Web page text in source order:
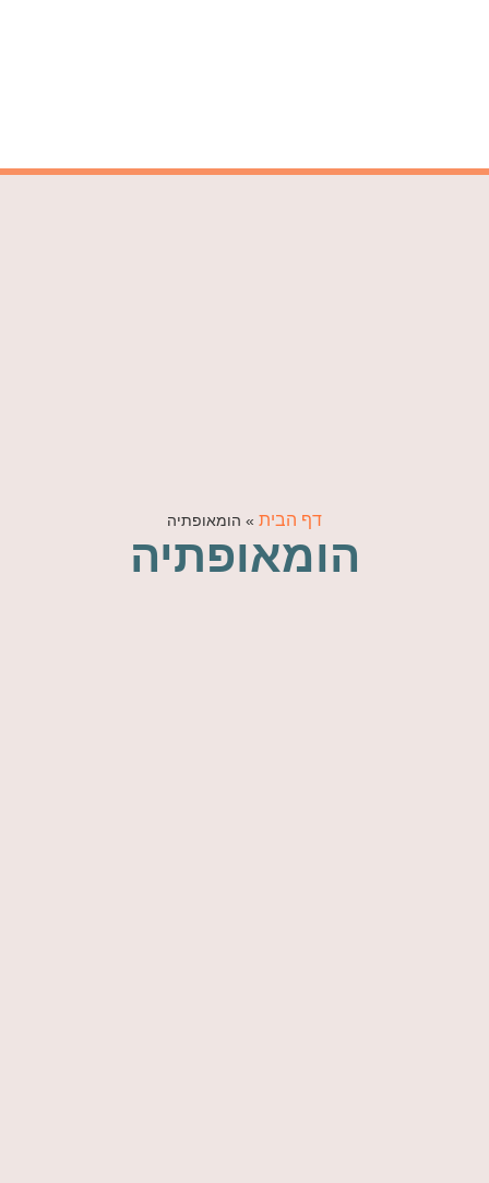
דף הבית » הומאופתיה
הומאופתיה